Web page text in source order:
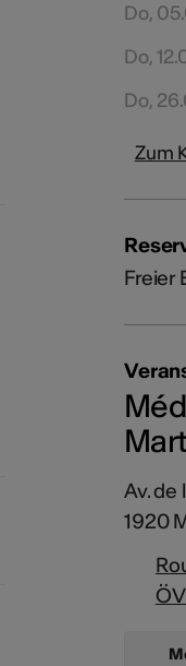
Do,
Do,
Do,
Zum
Freier
Av. de
1920